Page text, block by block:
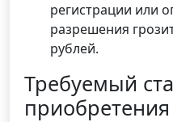
регистрации или
разрешения
рублей.
Требуемый